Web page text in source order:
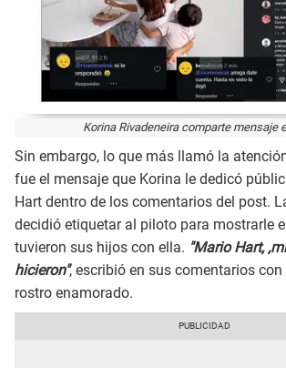
Korina Rivadeneira comparte mensaje
Sin embargo, lo que más llamó la
fue el mensaje que Korina le dedicó
Hart dentro de los comentarios del post.
decidió etiquetar al piloto para mostrarle
tuvieron sus hijos con ella. "Mario Hart,
hicieron", escribió en sus comentarios
rostro enamorado.